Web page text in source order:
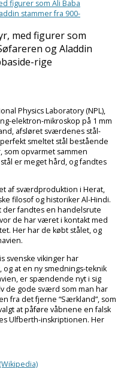
med figurer som
og Aladdin
rige
Physics Laboratory (NPL),
elektron-mikroskop på 1 mm
afsløret sværdenes stål-
smeltet stål bestående
som opvarmet sammen
er meget hård, og fandtes
af sværdproduktion i Herat,
filosof og historiker Al-Hindi.
fandtes en handelsrute
de har været i kontakt med
Her har de købt stålet, og
svenske vikinger har
at en ny smednings-teknik
er spændende nyt i sig
de gode sværd som man har
fra det fjerne “Særkland”, som
at påføre våbnene en falsk
Ulfberth-inskriptionen. Her